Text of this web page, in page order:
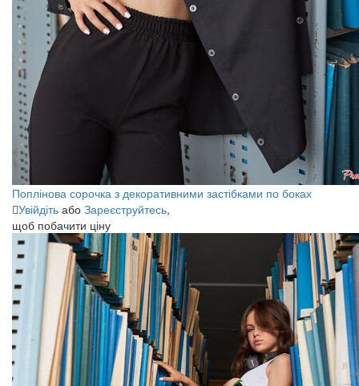
Поплінова сорочка з декоративними застібками по боках
Увійдіть або Зареєструйтесь,
щоб побачити ціну